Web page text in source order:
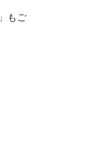
」もご